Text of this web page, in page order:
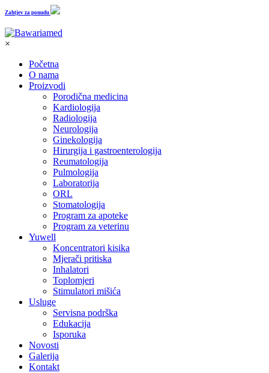
Zahtjev za ponudu
×
Početna
O nama
Proizvodi
Porodična medicina
Kardiologija
Radiologija
Neurologija
Ginekologija
Hirurgija i gastroenterologija
Reumatologija
Pulmologija
Laboratorija
ORL
Stomatologija
Program za apoteke
Program za veterinu
Yuwell
Koncentratori kisika
Mjerači pritiska
Inhalatori
Toplomjeri
Stimulatori mišića
Usluge
Servisna podrška
Edukacija
Isporuka
Novosti
Galerija
Kontakt